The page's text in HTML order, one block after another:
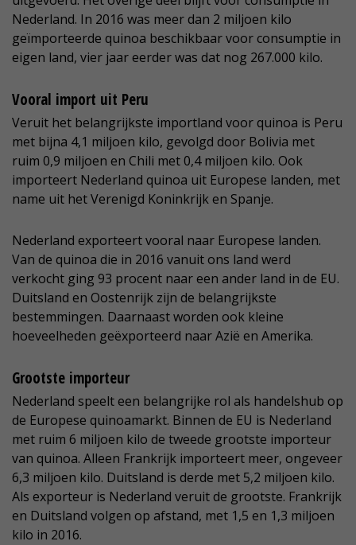
Nederland. In 2016 was meer dan 2 miljoen kilo
geïmporteerde quinoa beschikbaar voor consumptie in
eigen land, vier jaar eerder was dat nog 267.000 kilo.
Vooral import uit Peru
Veruit het belangrijkste importland voor quinoa is Peru
met bijna 4,1 miljoen kilo, gevolgd door Bolivia met
ruim 0,9 miljoen en Chili met 0,4 miljoen kilo. Ook
importeert Nederland quinoa uit Europese landen, met
name uit het Verenigd Koninkrijk en Spanje.
Nederland exporteert vooral naar Europese landen.
Van de quinoa die in 2016 vanuit ons land werd
verkocht ging 93 procent naar een ander land in de EU.
Duitsland en Oostenrijk zijn de belangrijkste
bestemmingen. Daarnaast worden ook kleine
hoeveelheden geëxporteerd naar Azië en Amerika.
Grootste importeur
Nederland speelt een belangrijke rol als handelshub op
de Europese quinoamarkt. Binnen de EU is Nederland
met ruim 6 miljoen kilo de tweede grootste importeur
van quinoa. Alleen Frankrijk importeert meer, ongeveer
6,3 miljoen kilo. Duitsland is derde met 5,2 miljoen kilo.
Als exporteur is Nederland veruit de grootste. Frankrijk
en Duitsland volgen op afstand, met 1,5 en 1,3 miljoen
kilo in 2016.